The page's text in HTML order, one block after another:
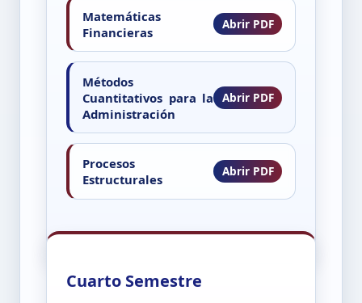
Matemáticas
Financieras
Métodos
Cuantitativos para la
Administración
Procesos
Estructurales
Cuarto Semestre